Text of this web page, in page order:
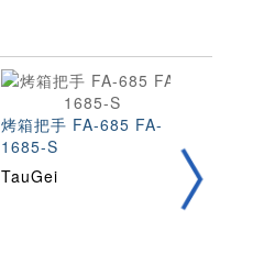
烤箱把手 FA-685 FA-
1685-S
TauGei